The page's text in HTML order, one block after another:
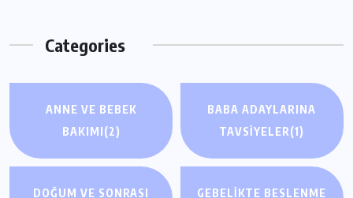
Categories
ANNE VE BEBEK
BAKIMI(2)
BABA ADAYLARINA
TAVSIYELER(1)
DOĞUM VE SONRASI GEBELIKTE BESLENME